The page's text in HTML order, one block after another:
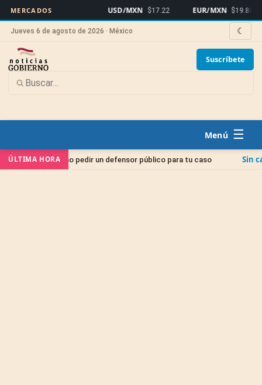
MERCADOS USD/MXN $17.22 EUR/MXN $19.86
Jueves 6 de agosto de 2026 · México ☾
Suscríbete
☰
ÚLTIMA HORA
cómo pedir un defensor público para tu caso Sin categoría